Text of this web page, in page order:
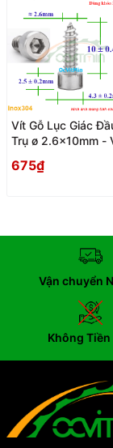
Vít Gỗ Lục Giác
Trụ ø 2.6x10mm -
675₫
Vận chuyển
Không Tiền